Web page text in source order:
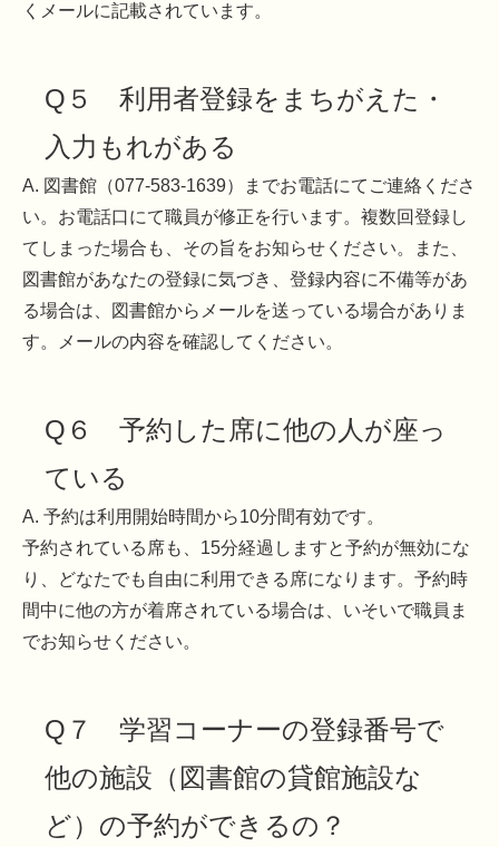
くメールに記載されています。
Q５ 利用者登録をまちがえた・
入力もれがある
A. 図書館（077-583-1639）までお電話にてご連絡くださ
い。お電話口にて職員が修正を行います。複数回登録し
てしまった場合も、その旨をお知らせください。また、
図書館があなたの登録に気づき、登録内容に不備等があ
る場合は、図書館からメールを送っている場合がありま
す。メールの内容を確認してください。
Q６ 予約した席に他の人が座っ
ている
A. 予約は利用開始時間から10分間有効です。
予約されている席も、15分経過しますと予約が無効にな
り、どなたでも自由に利用できる席になります。予約時
間中に他の方が着席されている場合は、いそいで職員ま
でお知らせください。
Q７ 学習コーナーの登録番号で
他の施設（図書館の貸館施設な
ど）の予約ができるの？